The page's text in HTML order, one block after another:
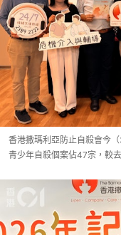
香港撒瑪利亞防止自殺會今
青少年自殺個案佔47宗，較